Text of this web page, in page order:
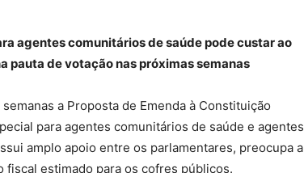
agentes comunitários de saúde pode custar ao
pauta de votação nas próximas semanas
a Proposta de Emenda à Constituição
para agentes comunitários de saúde e agentes
amplo apoio entre os parlamentares, preocupa a
estimado para os cofres públicos.